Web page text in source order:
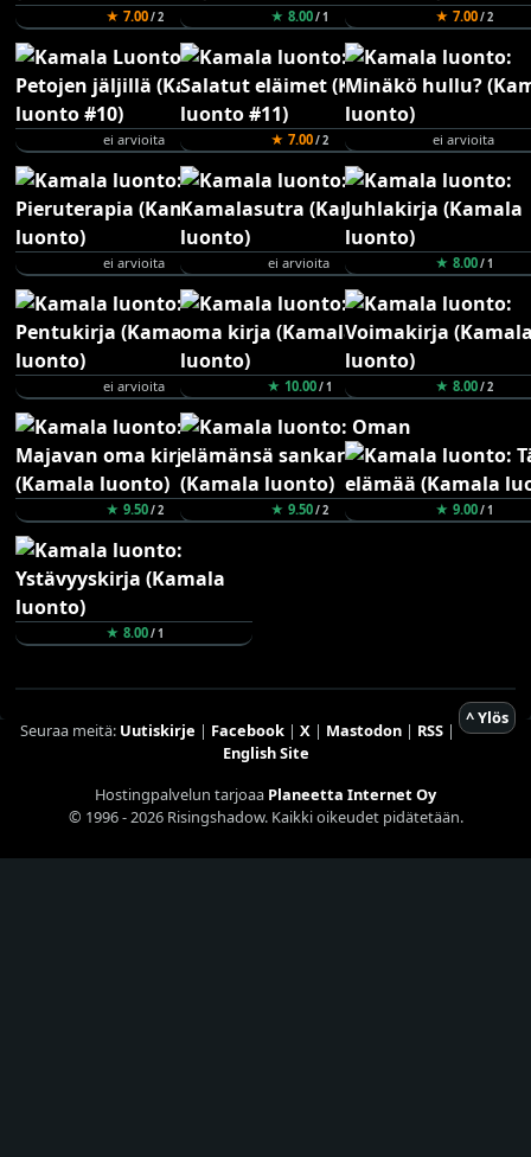
★ 7.00/ 2 ★ 8.00/ 1 ★ 7.00/ 2
ei arvioita ★ 7.00/ 2 ei arvioita
ei arvioita ei arvioita ★ 8.00/ 1
ei arvioita ★ 10.00/ 1 ★ 8.00/ 2
★ 9.50/ 2 ★ 9.50/ 2 ★ 9.00/ 1
★ 8.00/ 1
^ Ylös
Seuraa meitä: Uutiskirje | Facebook| X| Mastodon| RSS|
English Site
Hostingpalvelun tarjoaa Planeetta Internet Oy
© 1996 - 2026 Risingshadow. Kaikki oikeudet pidätetään.